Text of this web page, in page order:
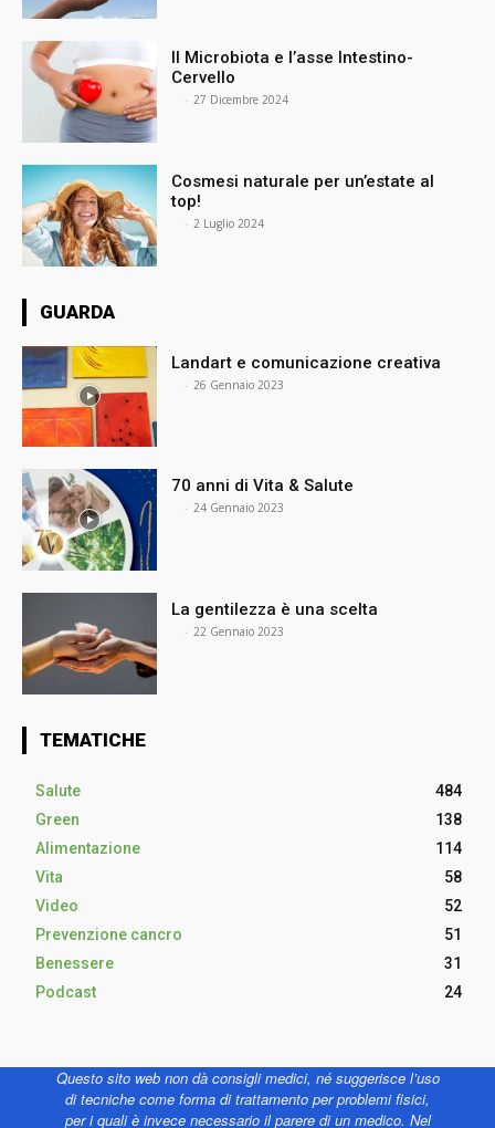
Il Microbiota e l’asse Intestino-
Cervello
- 27 Dicembre 2024
Cosmesi naturale per un’estate al
top!
- 2 Luglio 2024
GUARDA
Landart e comunicazione creativa
- 26 Gennaio 2023
70 anni di Vita & Salute
- 24 Gennaio 2023
La gentilezza è una scelta
- 22 Gennaio 2023
TEMATICHE
Salute
484
Green
138
Alimentazione
114
Vita
58
Video
52
Prevenzione cancro
51
Benessere
31
Podcast
24
Questo sito web non dà consigli medici, né suggerisce l’uso
di tecniche come forma di trattamento per problemi fisici,
per i quali è invece necessario il parere di un medico. Nel